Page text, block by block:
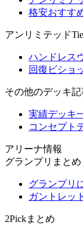
格安おすす
アンリミテッド
ハンドレス
回復ビショ
その他のデッキ記
実績デッキ
コンセプト
アリーナ情報
グランプリまとめ
グランプリ
ガントレッ
2Pickまとめ